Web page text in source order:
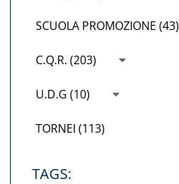
SCUOLA PROMOZIONE (43)
C.Q.R. (203)
U.D.G (10)
TORNEI (113)
TAGS: